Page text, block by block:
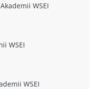
WSEI
WSEI
WSEI